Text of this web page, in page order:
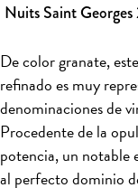
Nuits Saint
De color granate,
refinado es muy
denominaciones de
Procedente de la
potencia, un notable
al perfecto dominio